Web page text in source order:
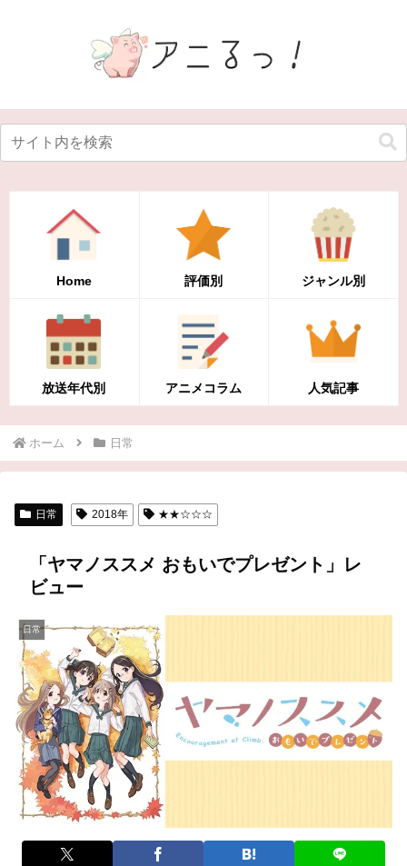
Home 評価別 ジャンル別
放送年代別 アニメコラム 人気記事
ホーム 日常
日常 2018年 ★★☆☆☆
「ヤマノススメ おもいでプレゼント」レ
ビュー
日常